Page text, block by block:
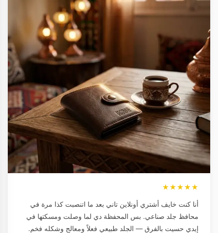
★★★★★
أنا كنت خايف أشتري أونلاين تاني بعد ما اتنصبت كذا مرة في
محافظ جلد صناعي. بس المحفظة دي لما وصلت ومسكتها في
إيدي حسيت بالفرق — الجلد طبيعي فعلاً ومعالج وشكله فخم.